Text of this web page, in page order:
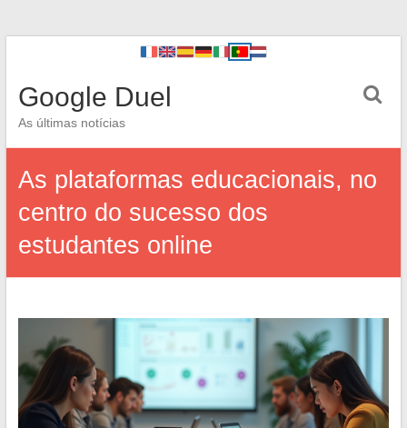
Google Duel
As últimas notícias
As plataformas educacionais, no
centro do sucesso dos
estudantes online